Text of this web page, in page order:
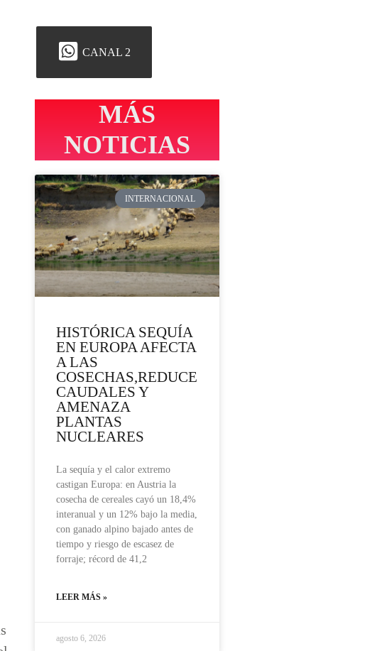
CANAL 2
MÁS
NOTICIAS
INTERNACIONAL
HISTÓRICA SEQUÍA
EN EUROPA AFECTA
A LAS
COSECHAS,REDUCE
CAUDALES Y
AMENAZA
PLANTAS
NUCLEARES
La sequía y el calor extremo
castigan Europa: en Austria la
cosecha de cereales cayó un 18,4%
interanual y un 12% bajo la media,
con ganado alpino bajado antes de
tiempo y riesgo de escasez de
forraje; récord de 41,2
LEER MÁS »
agosto 6, 2026